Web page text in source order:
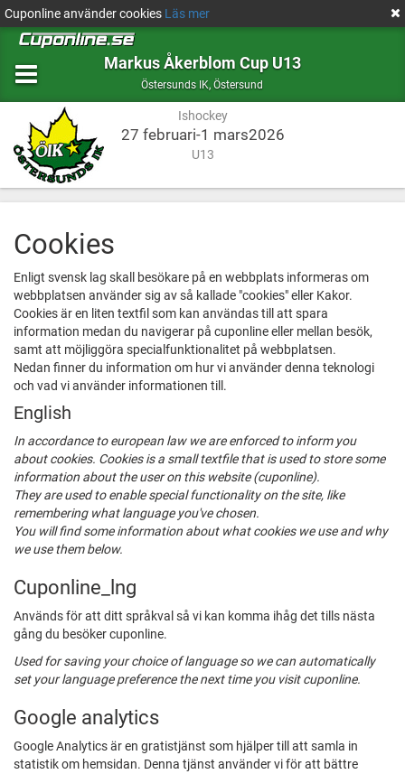
Cuponline använder cookies Läs mer
Markus Åkerblom Cup U13
Östersunds IK,Ishockey
Östersund
Ishockey
27 februari-1 mars2026
U13
Cookies
Enligt svensk lag skall besökare på en webbplats informeras om
webbplatsen använder sig av så kallade "cookies" eller Kakor.
Cookies är en liten textfil som kan användas till att spara
information medan du navigerar på cuponline eller mellan besök,
samt att möjliggöra specialfunktionalitet på webbplatsen.
Nedan finner du information om hur vi använder denna teknologi
och vad vi använder informationen till.
English
In accordance to european law we are enforced to inform you
about cookies. Cookies is a small textfile that is used to store some
information about the user on this website (cuponline).
They are used to enable special functionality on the site, like
remembering what language you've chosen.
You will find some information about what cookies we use and why
we use them below.
Cuponline_lng
Används för att ditt språkval så vi kan komma ihåg det tills nästa
gång du besöker cuponline.
Used for saving your choice of language so we can automatically
set your language preference the next time you visit cuponline.
Google analytics
Google Analytics är en gratistjänst som hjälper till att samla in
statistik om hemsidan. Denna tjänst använder vi för att bättre